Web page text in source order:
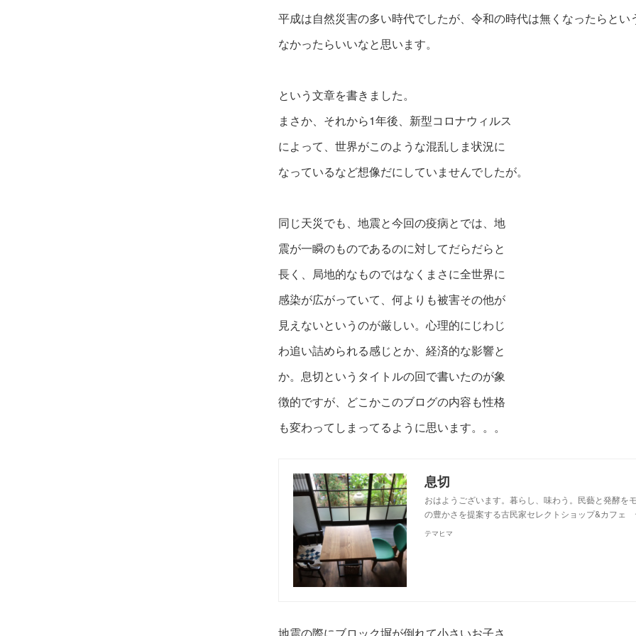
平成は自然災害の多い時代でしたが、令和の時代は無くなったらとい
なかったらいいなと思います。
という文章を書きました。
まさか、それから1年後、新型コロナウィルス
によって、世界がこのような混乱しま状況に
なっているなど想像だにしていませんでしたが。
同じ天災でも、地震と今回の疫病とでは、地
震が一瞬のものであるのに対してだらだらと
長く、局地的なものではなくまさに全世界に
感染が広がっていて、何よりも被害その他が
見えないというのが厳しい。心理的にじわじ
わ追い詰められる感じとか、経済的な影響と
か。息切というタイトルの回で書いたのが象
徴的ですが、どこかこのブログの内容も性格
も変わってしまってるように思います。。。
息切
おはようございます。暮らし、味わう。民藝と発酵を
の豊かさを提案する古民家セレクトショップ&カフェ
テマヒマ